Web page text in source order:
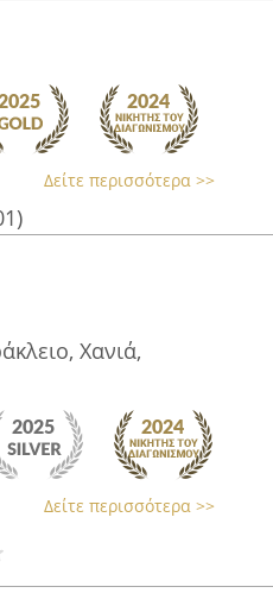
Δείτε περισσότερα >>
Χανιά,
Δείτε περισσότερα >>